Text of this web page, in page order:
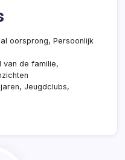
oorsprong, Persoonlijk
van de familie,
Jeugdclubs,